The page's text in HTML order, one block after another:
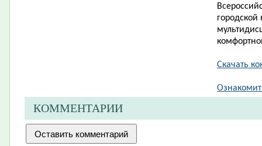
Скачать
КОММЕНТАРИИ